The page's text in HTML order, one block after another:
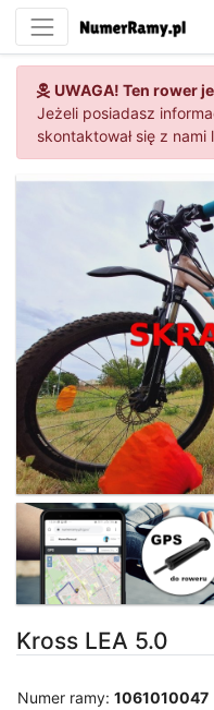
UWAGA! Ten rower
Jeżeli posiadasz
skontaktował się z nami
Kross LEA 5.0
Numer ramy:1061010047